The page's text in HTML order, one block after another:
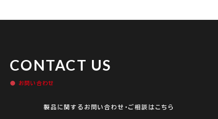
CONTACT US
お問い合わせ
製品に関するお問い合わせ・ご相談はこちら